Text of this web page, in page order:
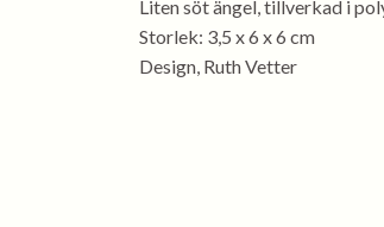
Liten söt ängel, tillverkad i
Storlek: 3,5 x 6 x 6 cm
Design, Ruth Vetter